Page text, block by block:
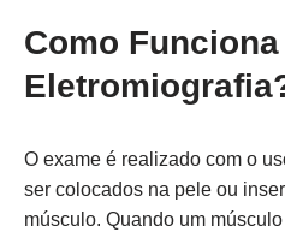
Como Funciona
O exame é realizado com o
ser colocados na pele ou
músculo. Quando um